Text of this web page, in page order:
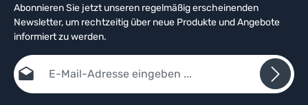
Abonnieren Sie jetzt unseren regelmäßig erscheinenden
Newsletter, um rechtzeitig über neue Produkte und Angebote
informiert zu werden.
E-Mail-Adresse*